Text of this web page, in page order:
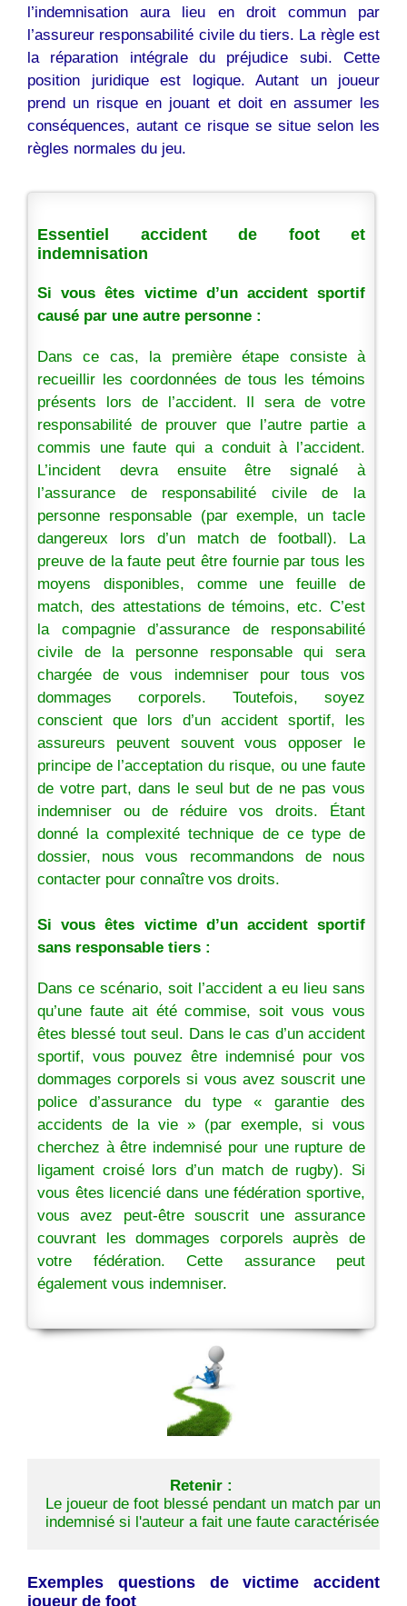
l’indemnisation aura lieu en droit commun par
l’assureur responsabilité civile du tiers. La règle est
la réparation intégrale du préjudice subi. Cette
position juridique est logique. Autant un joueur
prend un risque en jouant et doit en assumer les
conséquences, autant ce risque se situe selon les
règles normales du jeu.
Essentiel accident de foot et
indemnisation
Si vous êtes victime d’un accident sportif
causé par une autre personne :
Dans ce cas, la première étape consiste à
recueillir les coordonnées de tous les témoins
présents lors de l’accident. Il sera de votre
responsabilité de prouver que l’autre partie a
commis une faute qui a conduit à l’accident.
L’incident devra ensuite être signalé à
l’assurance de responsabilité civile de la
personne responsable (par exemple, un tacle
dangereux lors d’un match de football). La
preuve de la faute peut être fournie par tous les
moyens disponibles, comme une feuille de
match, des attestations de témoins, etc. C’est
la compagnie d’assurance de responsabilité
civile de la personne responsable qui sera
chargée de vous indemniser pour tous vos
dommages corporels. Toutefois, soyez
conscient que lors d’un accident sportif, les
assureurs peuvent souvent vous opposer le
principe de l’acceptation du risque, ou une faute
de votre part, dans le seul but de ne pas vous
indemniser ou de réduire vos droits. Étant
donné la complexité technique de ce type de
dossier, nous vous recommandons de nous
contacter pour connaître vos droits.
Si vous êtes victime d’un accident sportif
sans responsable tiers :
Dans ce scénario, soit l’accident a eu lieu sans
qu’une faute ait été commise, soit vous vous
êtes blessé tout seul. Dans le cas d’un accident
sportif, vous pouvez être indemnisé pour vos
dommages corporels si vous avez souscrit une
police d’assurance du type « garantie des
accidents de la vie » (par exemple, si vous
cherchez à être indemnisé pour une rupture de
ligament croisé lors d’un match de rugby). Si
vous êtes licencié dans une fédération sportive,
vous avez peut-être souscrit une assurance
couvrant les dommages corporels auprès de
votre fédération. Cette assurance peut
également vous indemniser.
Retenir :
Le joueur de foot blessé pendant un match par un
indemnisé si l'auteur a fait une faute caractérisée
Exemples questions de victime accident
joueur de foot